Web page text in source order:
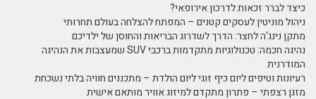
כיצד לברר זכאות לדרכון אירופאי?
ניהול מוניטין לעסקים קטנים – המפתח להצלחה בעולם תחרותי
מתקן נינג'ה לחצר: הדרך לשדרוג הבריאות והחוסן של ילדיכם
נהיגה חכמה: טכנולוגיות מתקדמות ברכבי SUV שמעצבות את הנהיגה
המודרנית
רעיונות וטיפים ליום כיף זוגי ליום הולדת – מתכננים חוויה בלתי נשכחת
מזגן רצפתי – פתרון מתקדם למיזוג אוויר מותאם אישית